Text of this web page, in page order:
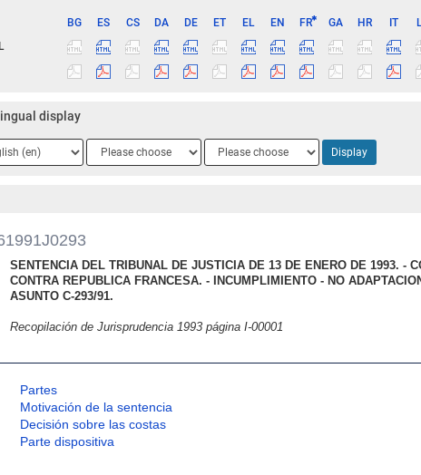
BG ES CS DA DE ET EL EN FR GA HR IT
display
Language
2
Language
3
Display
SENTENCIA DEL TRIBUNAL DE JUSTICIA DE 13 DE ENERO DE 1993. -
CONTRA REPUBLICA FRANCESA. - INCUMPLIMIENTO - NO
ASUNTO C-293/91.
Recopilación de Jurisprudencia 1993 página I-00001
Partes
Motivación de la sentencia
Decisión sobre las costas
Parte dispositiva